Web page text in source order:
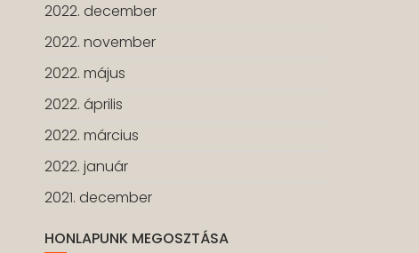
2022. december
2022. november
2022. május
2022. április
2022. március
2022. január
2021. december
HONLAPUNK MEGOSZTÁSA